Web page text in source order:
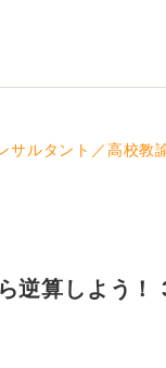
受けたり、本格
れて実践的な問
こんなの解けな
つ進めておくのが
サルタント／高校
逆算しよう！